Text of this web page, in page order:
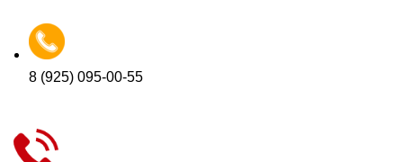
8 (925) 095-00-55